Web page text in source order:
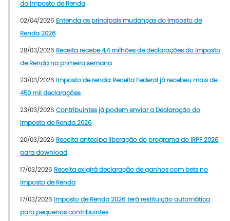
do Imposto de Renda
02/04/2026 Entenda as principais mudanças do Imposto de
Renda 2026
28/03/2026 Receita recebe 4,4 milhões de declarações do Imposto
de Renda na primeira semana
23/03/2026 Imposto de renda: Receita Federal já recebeu mais de
450 mil declarações
23/03/2026 Contribuintes já podem enviar a Declaração do
Imposto de Renda 2026
20/03/2026 Receita antecipa liberação do programa do IRPF 2026
para download
17/03/2026 Receita exigirá declaração de ganhos com bets no
Imposto de Renda
17/03/2026 Imposto de Renda 2026 terá restituição automática
para pequenos contribuintes